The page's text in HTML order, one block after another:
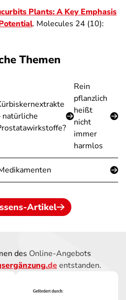
Plants: A Key Emphasis
. Molecules 24 (10):
Themen
natürliche
Rein
pflanzlich
heißt
nicht
immer
harmlos
Artikel
des Online-Angebots
entstanden.